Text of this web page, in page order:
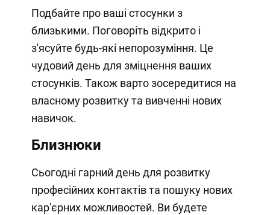
Подбайте про ваші стосунки з
близькими. Поговоріть відкрито і
з'ясуйте будь-які непорозуміння. Це
чудовий день для зміцнення ваших
стосунків. Також варто зосередитися на
власному розвитку та вивченні нових
навичок.
Близнюки
Сьогодні гарний день для розвитку
професійних контактів та пошуку нових
кар'єрних можливостей. Ви будете